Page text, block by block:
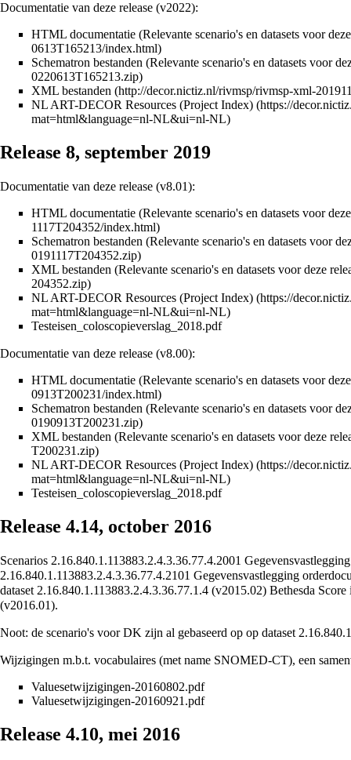
Documentatie van deze release (v2022):
HTML documentatie (Relevante scenario's en datasets voor
Schematron bestanden (Relevante scenario's en datasets voor
XML bestanden
NL ART-DECOR Resources (Project Index)
Release 8, september 2019
Documentatie van deze release (v8.01):
HTML documentatie (Relevante scenario's en datasets voor
Schematron bestanden (Relevante scenario's en datasets voor
XML bestanden (Relevante scenario's en datasets voor deze
NL ART-DECOR Resources (Project Index)
Testeisen_coloscopieverslag_2018.pdf
Documentatie van deze release (v8.00):
HTML documentatie (Relevante scenario's en datasets voor
Schematron bestanden (Relevante scenario's en datasets voor
XML bestanden (Relevante scenario's en datasets voor deze
NL ART-DECOR Resources (Project Index)
Testeisen_coloscopieverslag_2018.pdf
Release 4.14, october 2016
Scenarios 2.16.840.1.113883.2.4.3.36.77.4.2001
2.16.840.1.113883.2.4.3.36.77.4.2101 Gegevensvastlegging
dataset 2.16.840.1.113883.2.4.3.36.77.1.4 (v2015.02) Bethesda
(v2016.01).
Noot: de scenario's voor DK zijn al gebaseerd op op dataset
Wijzigingen m.b.t. vocabulaires (met name SNOMED-CT), een
Valuesetwijzigingen-20160802.pdf
Valuesetwijzigingen-20160921.pdf
Release 4.10, mei 2016